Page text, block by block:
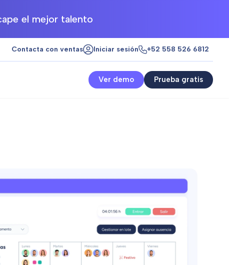
el mejor talento
Contacta con ventas Iniciar sesión +52 558 526 6812
Prueba gratis
Ver demo